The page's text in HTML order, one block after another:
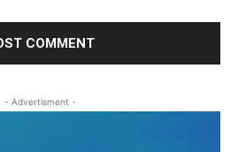
- Advertisment -